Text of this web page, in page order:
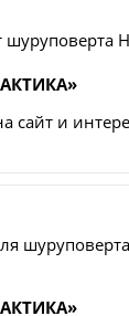
шуруповерта
и